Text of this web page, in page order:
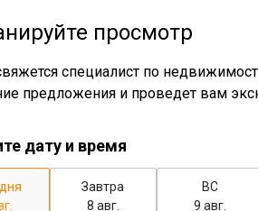
просмотр
специалист по
предложения и проведет вам
дату и время
Завтра
8 авг.
ВС
9 авг.